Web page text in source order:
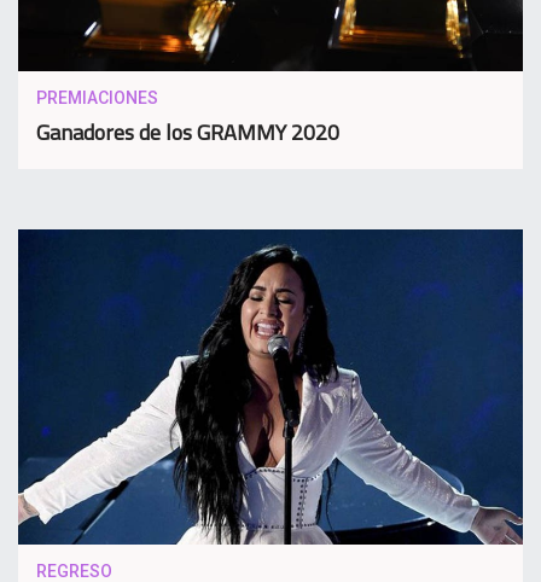
PREMIACIONES
Ganadores de los GRAMMY 2020
REGRESO